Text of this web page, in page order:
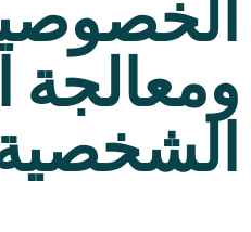
ومعالجة